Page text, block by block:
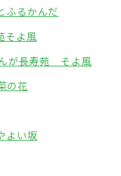
ふるかんだ
そよ風
が長寿苑 そよ風
の花
よい坂